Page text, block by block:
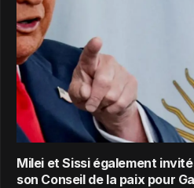
Milei et Sissi également
son Conseil de la paix pour